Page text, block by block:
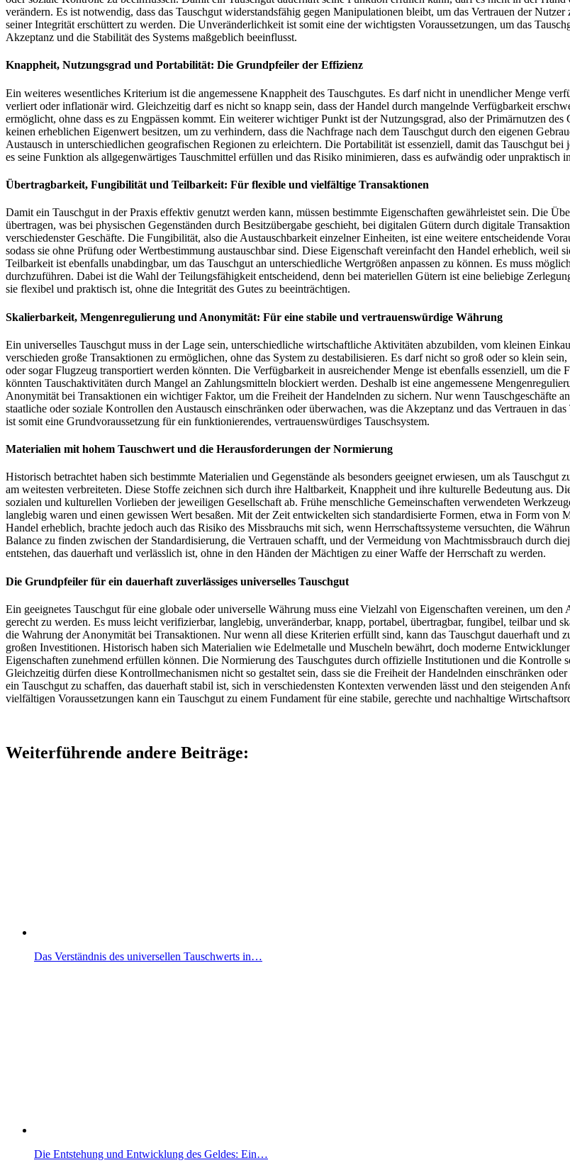
verändern. Es ist notwendig, dass das Tauschgut widerstandsfähig gegen Manipulationen bleibt, um das Vertrauen der
seiner Integrität erschüttert zu werden. Die Unveränderlichkeit ist somit eine der wichtigsten Voraussetzungen, um das
Akzeptanz und die Stabilität des Systems maßgeblich beeinflusst.
Knappheit, Nutzungsgrad und Portabilität: Die Grundpfeiler der Effizienz
Ein weiteres wesentliches Kriterium ist die angemessene Knappheit des Tauschgutes. Es darf nicht in unendlicher Menge
verliert oder inflationär wird. Gleichzeitig darf es nicht so knapp sein, dass der Handel durch mangelnde Verfügbarkeit
ermöglicht, ohne dass es zu Engpässen kommt. Ein weiterer wichtiger Punkt ist der Nutzungsgrad, also der Primärnutzen
keinen erheblichen Eigenwert besitzen, um zu verhindern, dass die Nachfrage nach dem Tauschgut durch den eigenen
Austausch in unterschiedlichen geografischen Regionen zu erleichtern. Die Portabilität ist essenziell, damit das Tauschgut
es seine Funktion als allgegenwärtiges Tauschmittel erfüllen und das Risiko minimieren, dass es aufwändig oder unpraktisch
Übertragbarkeit, Fungibilität und Teilbarkeit: Für flexible und vielfältige Transaktionen
Damit ein Tauschgut in der Praxis effektiv genutzt werden kann, müssen bestimmte Eigenschaften gewährleistet sein. Die
übertragen, was bei physischen Gegenständen durch Besitzübergabe geschieht, bei digitalen Gütern durch digitale
verschiedenster Geschäfte. Die Fungibilität, also die Austauschbarkeit einzelner Einheiten, ist eine weitere entscheidende
sodass sie ohne Prüfung oder Wertbestimmung austauschbar sind. Diese Eigenschaft vereinfacht den Handel erheblich,
Teilbarkeit ist ebenfalls unabdingbar, um das Tauschgut an unterschiedliche Wertgrößen anpassen zu können. Es muss
durchzuführen. Dabei ist die Wahl der Teilungsfähigkeit entscheidend, denn bei materiellen Gütern ist eine beliebige
sie flexibel und praktisch ist, ohne die Integrität des Gutes zu beeinträchtigen.
Skalierbarkeit, Mengenregulierung und Anonymität: Für eine stabile und vertrauenswürdige Währung
Ein universelles Tauschgut muss in der Lage sein, unterschiedliche wirtschaftliche Aktivitäten abzubilden, vom kleinen
verschieden große Transaktionen zu ermöglichen, ohne das System zu destabilisieren. Es darf nicht so groß oder so klein
oder sogar Flugzeug transportiert werden könnten. Die Verfügbarkeit in ausreichender Menge ist ebenfalls essenziell, um
könnten Tauschaktivitäten durch Mangel an Zahlungsmitteln blockiert werden. Deshalb ist eine angemessene
Anonymität bei Transaktionen ein wichtiger Faktor, um die Freiheit der Handelnden zu sichern. Nur wenn Tauschgeschäfte
staatliche oder soziale Kontrollen den Austausch einschränken oder überwachen, was die Akzeptanz und das Vertrauen in
ist somit eine Grundvoraussetzung für ein funktionierendes, vertrauenswürdiges Tauschsystem.
Materialien mit hohem Tauschwert und die Herausforderungen der Normierung
Historisch betrachtet haben sich bestimmte Materialien und Gegenstände als besonders geeignet erwiesen, um als
am weitesten verbreiteten. Diese Stoffe zeichnen sich durch ihre Haltbarkeit, Knappheit und ihre kulturelle Bedeutung aus.
sozialen und kulturellen Vorlieben der jeweiligen Gesellschaft ab. Frühe menschliche Gemeinschaften verwendeten
langlebig waren und einen gewissen Wert besaßen. Mit der Zeit entwickelten sich standardisierte Formen, etwa in Form
Handel erheblich, brachte jedoch auch das Risiko des Missbrauchs mit sich, wenn Herrschaftssysteme versuchten, die
Balance zu finden zwischen der Standardisierung, die Vertrauen schafft, und der Vermeidung von Machtmissbrauch durch
entstehen, das dauerhaft und verlässlich ist, ohne in den Händen der Mächtigen zu einer Waffe der Herrschaft zu werden.
Die Grundpfeiler für ein dauerhaft zuverlässiges universelles Tauschgut
Ein geeignetes Tauschgut für eine globale oder universelle Währung muss eine Vielzahl von Eigenschaften vereinen, um
gerecht zu werden. Es muss leicht verifizierbar, langlebig, unveränderbar, knapp, portabel, übertragbar, fungibel, teilbar und
die Wahrung der Anonymität bei Transaktionen. Nur wenn all diese Kriterien erfüllt sind, kann das Tauschgut dauerhaft und
großen Investitionen. Historisch haben sich Materialien wie Edelmetalle und Muscheln bewährt, doch moderne
Eigenschaften zunehmend erfüllen können. Die Normierung des Tauschgutes durch offizielle Institutionen und die Kontrolle
Gleichzeitig dürfen diese Kontrollmechanismen nicht so gestaltet sein, dass sie die Freiheit der Handelnden einschränken
ein Tauschgut zu schaffen, das dauerhaft stabil ist, sich in verschiedensten Kontexten verwenden lässt und den steigenden
vielfältigen Voraussetzungen kann ein Tauschgut zu einem Fundament für eine stabile, gerechte und nachhaltige
Weiterführende andere Beiträge:
Das Verständnis des universellen Tauschwerts in…
Die Entstehung und Entwicklung des Geldes: Ein…